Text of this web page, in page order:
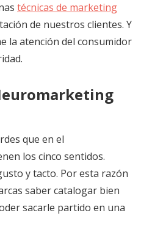
técnicas de marketing
de nuestros clientes. Y
la atención del consumidor
que en el
los cinco sentidos.
y tacto. Por esta razón
saber catalogar bien
sacarle partido en una